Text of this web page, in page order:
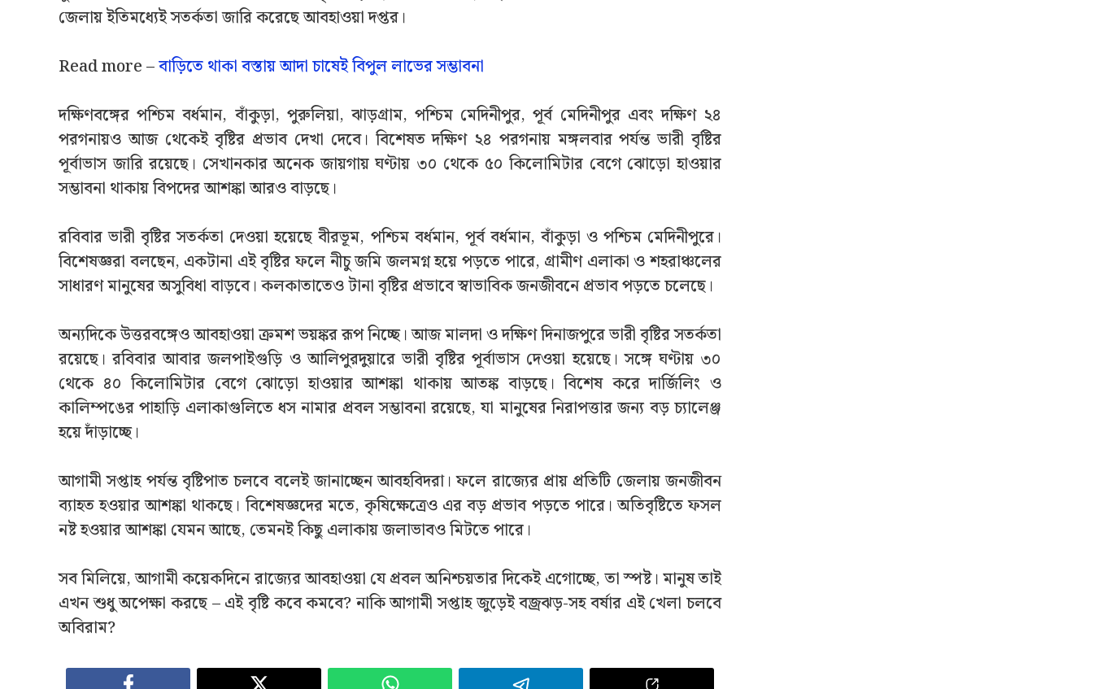
জেলায় ইতিমধ্যেই সতর্কতা জারি করেছে আবহাওয়া দপ্তর।
Read more –বাড়িতে থাকা বস্তায় আদা চাষেই বিপুল লাভের সম্ভাবনা
দক্ষিণবঙ্গের পশ্চিম বর্ধমান, বাঁকুড়া, পুরুলিয়া, ঝাড়গ্রাম, পশ্চিম মেদিনীপুর, পূর্ব মেদিনীপুর এবং দক্ষিণ ২৪
পরগনায়ও আজ থেকেই বৃষ্টির প্রভাব দেখা দেবে। বিশেষত দক্ষিণ ২৪ পরগনায় মঙ্গলবার পর্যন্ত ভারী বৃষ্টির
পূর্বাভাস জারি রয়েছে। সেখানকার অনেক জায়গায় ঘণ্টায় ৩০ থেকে ৫০ কিলোমিটার বেগে ঝোড়ো হাওয়ার
সম্ভাবনা থাকায় বিপদের আশঙ্কা আরও বাড়ছে।
রবিবার ভারী বৃষ্টির সতর্কতা দেওয়া হয়েছে বীরভূম, পশ্চিম বর্ধমান, পূর্ব বর্ধমান, বাঁকুড়া ও পশ্চিম মেদিনীপুরে।
বিশেষজ্ঞরা বলছেন, একটানা এই বৃষ্টির ফলে নীচু জমি জলমগ্ন হয়ে পড়তে পারে, গ্রামীণ এলাকা ও শহরাঞ্চলের
সাধারণ মানুষের অসুবিধা বাড়বে। কলকাতাতেও টানা বৃষ্টির প্রভাবে স্বাভাবিক জনজীবনে প্রভাব পড়তে চলেছে।
অন্যদিকে উত্তরবঙ্গেও আবহাওয়া ক্রমশ ভয়ঙ্কর রূপ নিচ্ছে। আজ মালদা ও দক্ষিণ দিনাজপুরে ভারী বৃষ্টির সতর্কতা
রয়েছে। রবিবার আবার জলপাইগুড়ি ও আলিপুরদুয়ারে ভারী বৃষ্টির পূর্বাভাস দেওয়া হয়েছে। সঙ্গে ঘণ্টায় ৩০
থেকে ৪০ কিলোমিটার বেগে ঝোড়ো হাওয়ার আশঙ্কা থাকায় আতঙ্ক বাড়ছে। বিশেষ করে দার্জিলিং ও
কালিম্পঙের পাহাড়ি এলাকাগুলিতে ধস নামার প্রবল সম্ভাবনা রয়েছে, যা মানুষের নিরাপত্তার জন্য বড় চ্যালেঞ্জ
হয়ে দাঁড়াচ্ছে।
আগামী সপ্তাহ পর্যন্ত বৃষ্টিপাত চলবে বলেই জানাচ্ছেন আবহবিদরা। ফলে রাজ্যের প্রায় প্রতিটি জেলায় জনজীবন
ব্যাহত হওয়ার আশঙ্কা থাকছে। বিশেষজ্ঞদের মতে, কৃষিক্ষেত্রেও এর বড় প্রভাব পড়তে পারে। অতিবৃষ্টিতে ফসল
নষ্ট হওয়ার আশঙ্কা যেমন আছে, তেমনই কিছু এলাকায় জলাভাবও মিটতে পারে।
সব মিলিয়ে, আগামী কয়েকদিনে রাজ্যের আবহাওয়া যে প্রবল অনিশ্চয়তার দিকেই এগোচ্ছে, তা স্পষ্ট। মানুষ তাই
এখন শুধু অপেক্ষা করছে – এই বৃষ্টি কবে কমবে? নাকি আগামী সপ্তাহ জুড়েই বজ্রঝড়-সহ বর্ষার এই খেলা চলবে
অবিরাম?